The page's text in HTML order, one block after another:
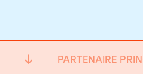
PARTENAIRE